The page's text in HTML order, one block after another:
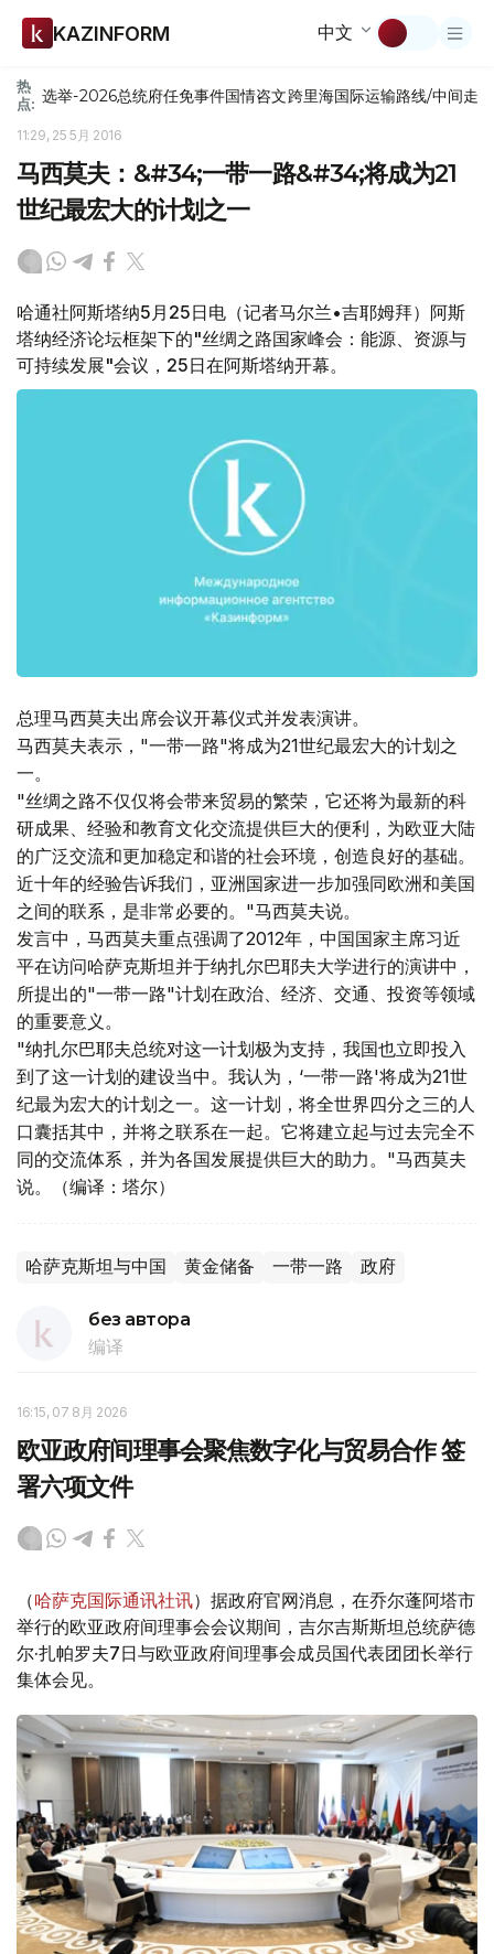
KAZINFORM 中文
热
点: 选举-2026总统府任免事件国情咨文跨里海国际运输路线/中间走廊
11:29, 25 5月 2016
马西莫夫：&#34;一带一路&#34;将成为21
世纪最宏大的计划之一
哈通社阿斯塔纳5月25日电（记者马尔兰•吉耶姆拜）阿斯
塔纳经济论坛框架下的"丝绸之路国家峰会：能源、资源与
可持续发展"会议，25日在阿斯塔纳开幕。
总理马西莫夫出席会议开幕仪式并发表演讲。
马西莫夫表示，"一带一路"将成为21世纪最宏大的计划之
一。
"丝绸之路不仅仅将会带来贸易的繁荣，它还将为最新的科
研成果、经验和教育文化交流提供巨大的便利，为欧亚大陆
的广泛交流和更加稳定和谐的社会环境，创造良好的基础。
近十年的经验告诉我们，亚洲国家进一步加强同欧洲和美国
之间的联系，是非常必要的。"马西莫夫说。
发言中，马西莫夫重点强调了2012年，中国国家主席习近
平在访问哈萨克斯坦并于纳扎尔巴耶夫大学进行的演讲中，
所提出的"一带一路"计划在政治、经济、交通、投资等领域
的重要意义。
"纳扎尔巴耶夫总统对这一计划极为支持，我国也立即投入
到了这一计划的建设当中。我认为，‘一带一路'将成为21世
纪最为宏大的计划之一。这一计划，将全世界四分之三的人
口囊括其中，并将之联系在一起。它将建立起与过去完全不
同的交流体系，并为各国发展提供巨大的助力。"马西莫夫
说。（编译：塔尔）
哈萨克斯坦与中国 黄金储备 一带一路 政府
без автора
编译
16:15, 07 8月 2026
欧亚政府间理事会聚焦数字化与贸易合作 签
署六项文件
（哈萨克国际通讯社讯）据政府官网消息，在乔尔蓬阿塔市
举行的欧亚政府间理事会会议期间，吉尔吉斯斯坦总统萨德
尔·扎帕罗夫7日与欧亚政府间理事会成员国代表团团长举行
集体会见。